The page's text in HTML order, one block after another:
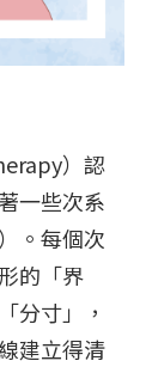
）認
一些次系
。每個次
的「界
分寸」，
建立得清